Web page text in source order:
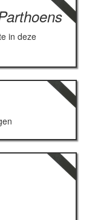
in deze